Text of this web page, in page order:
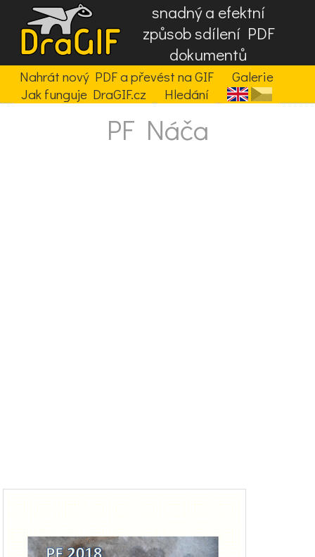
snadný a efektní
způsob sdílení PDF
dokumentů
Nahrát nový PDF a převést na GIF
Galerie
Jak funguje DraGIF.cz
Hledání
PF Náča